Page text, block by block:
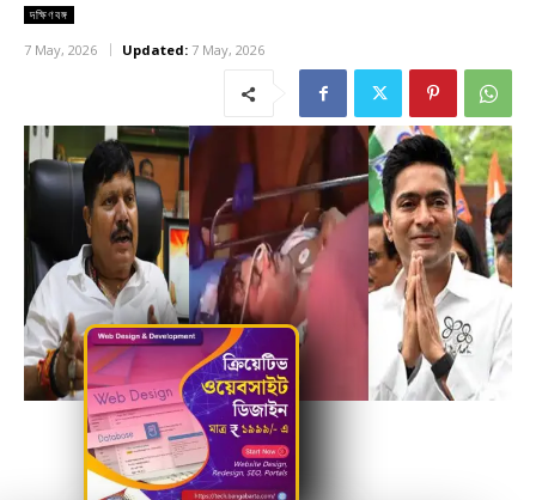
দক্ষিণবঙ্গ
7 May, 2026 Updated: 7 May, 2026